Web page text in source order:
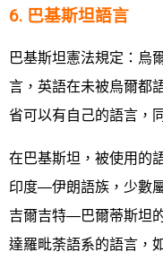
6. 巴基斯坦語言
巴基斯坦憲法規定：烏
言，英語在未被烏爾都
省可以有自己的語言，
在巴基斯坦，被使用的
印度—伊朗語族，少數
吉爾吉特—巴爾蒂斯坦
達羅毗荼語系的語言，